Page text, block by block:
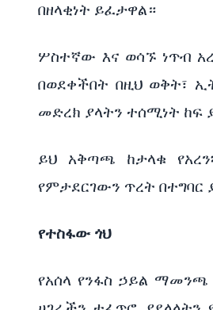
በዘላቂነት ይፈታዋል።
ሦስተኛው እና ወሳኙ ነጥብ
በወደቀችበት በዚህ ወቅት፣
መድረክ ያላትን ተሰሚነት ከፍ
ይህ አቅጣጫ ከታላቁ
የምታደርገውን ጥረት በተግባር
የተስፋው ጎህ
የአሰላ የንፋስ ኃይል